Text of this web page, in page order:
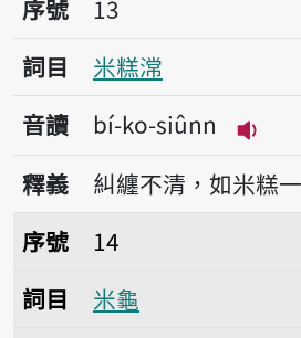
序號
13
詞目
米糕𣻸
音讀
bí-ko-siûnn
播放
釋義
糾纏不清，如米糕
序號14米龜
序號
14
詞目
米龜